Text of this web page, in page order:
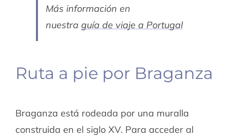
Más información en
nuestra guía de viaje a Portugal
Ruta a pie por Braganza
Braganza está rodeada por una muralla
construida en el siglo XV. Para acceder al